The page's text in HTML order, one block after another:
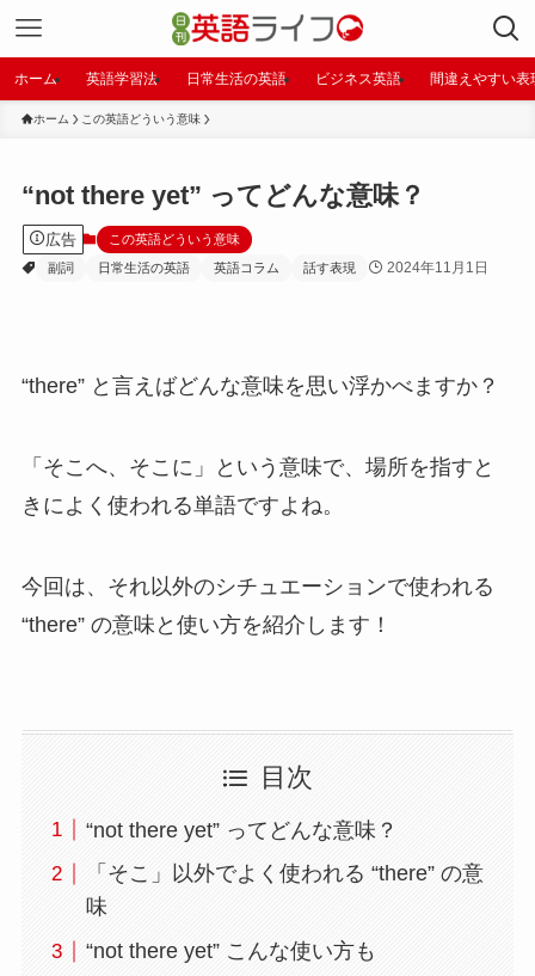
ホーム 英語学習法 日常生活の英語 ビジネス英語 間違えやすい表
ホーム この英語どういう意味
“not there yet” ってどんな意味？
広告
この英語どういう意味
副詞
日常生活の英語 英語コラム 話す表現 2024年11月1日
“there” と言えばどんな意味を思い浮かべますか？
「そこへ、そこに」という意味で、場所を指すと
きによく使われる単語ですよね。
今回は、それ以外のシチュエーションで使われる
“there” の意味と使い方を紹介します！
目次
“not there yet” ってどんな意味？
「そこ」以外でよく使われる “there” の意
味
“not there yet” こんな使い方も